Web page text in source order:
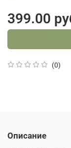
(0)
399.00
Описание